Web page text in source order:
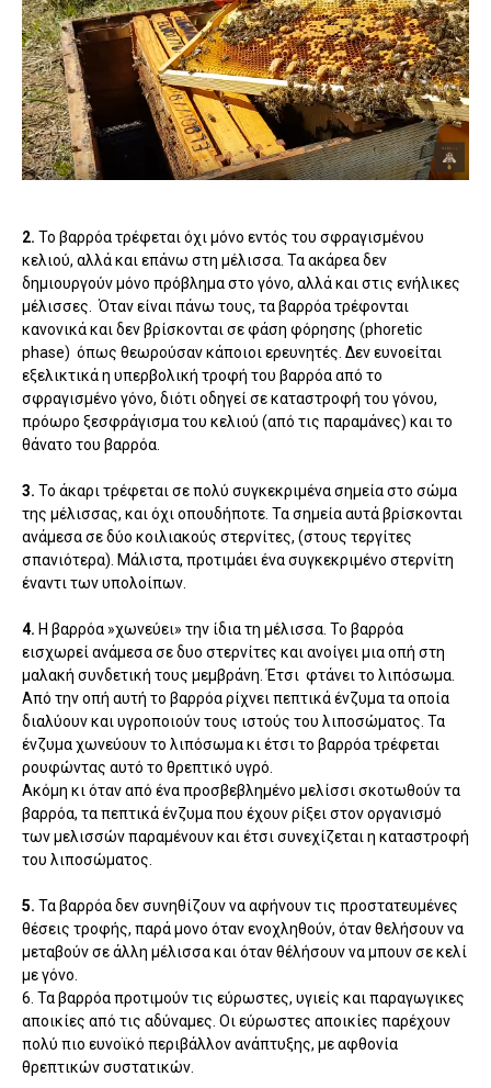
2. Το βαρρόα τρέφεται όχι μόνο εντός του σφραγισμένου
κελιού, αλλά και επάνω στη μέλισσα. Τα ακάρεα δεν
δημιουργούν μόνο πρόβλημα στο γόνο, αλλά και στις ενήλικες
μέλισσες. Όταν είναι πάνω τους, τα βαρρόα τρέφονται
κανονικά και δεν βρίσκονται σε φάση φόρησης (phoretic
phase) όπως θεωρούσαν κάποιοι ερευνητές. Δεν ευνοείται
εξελικτικά η υπερβολική τροφή του βαρρόα από το
σφραγισμένο γόνο, διότι οδηγεί σε καταστροφή του γόνου,
πρόωρο ξεσφράγισμα του κελιού (από τις παραμάνες) και το
θάνατο του βαρρόα.
3. Το άκαρι τρέφεται σε πολύ συγκεκριμένα σημεία στο σώμα
της μέλισσας, και όχι οπουδήποτε. Τα σημεία αυτά βρίσκονται
ανάμεσα σε δύο κοιλιακούς στερνίτες, (στους τεργίτες
σπανιότερα). Μάλιστα, προτιμάει ένα συγκεκριμένο στερνίτη
έναντι των υπολοίπων.
4. Η βαρρόα »χωνεύει» την ίδια τη μέλισσα. Το βαρρόα
εισχωρεί ανάμεσα σε δυο στερνίτες και ανοίγει μια οπή στη
μαλακή συνδετική τους μεμβράνη. Έτσι φτάνει το λιπόσωμα.
Από την οπή αυτή το βαρρόα ρίχνει πεπτικά ένζυμα τα οποία
διαλύουν και υγροποιούν τους ιστούς του λιποσώματος. Τα
ένζυμα χωνεύουν το λιπόσωμα κι έτσι το βαρρόα τρέφεται
ρουφώντας αυτό το θρεπτικό υγρό.
Ακόμη κι όταν από ένα προσβεβλημένο μελίσσι σκοτωθούν τα
βαρρόα, τα πεπτικά ένζυμα που έχουν ρίξει στον οργανισμό
των μελισσών παραμένουν και έτσι συνεχίζεται η καταστροφή
του λιποσώματος.
5. Τα βαρρόα δεν συνηθίζουν να αφήνουν τις προστατευμένες
θέσεις τροφής, παρά μονο όταν ενοχληθούν, όταν θελήσουν να
μεταβούν σε άλλη μέλισσα και όταν θέλήσουν να μπουν σε κελί
με γόνο.
6. Τα βαρρόα προτιμούν τις εύρωστες, υγιείς και παραγωγικες
αποικίες από τις αδύναμες. Οι εύρωστες αποικίες παρέχουν
πολύ πιο ευνοϊκό περιβάλλον ανάπτυξης, με αφθονία
θρεπτικών συστατικών.